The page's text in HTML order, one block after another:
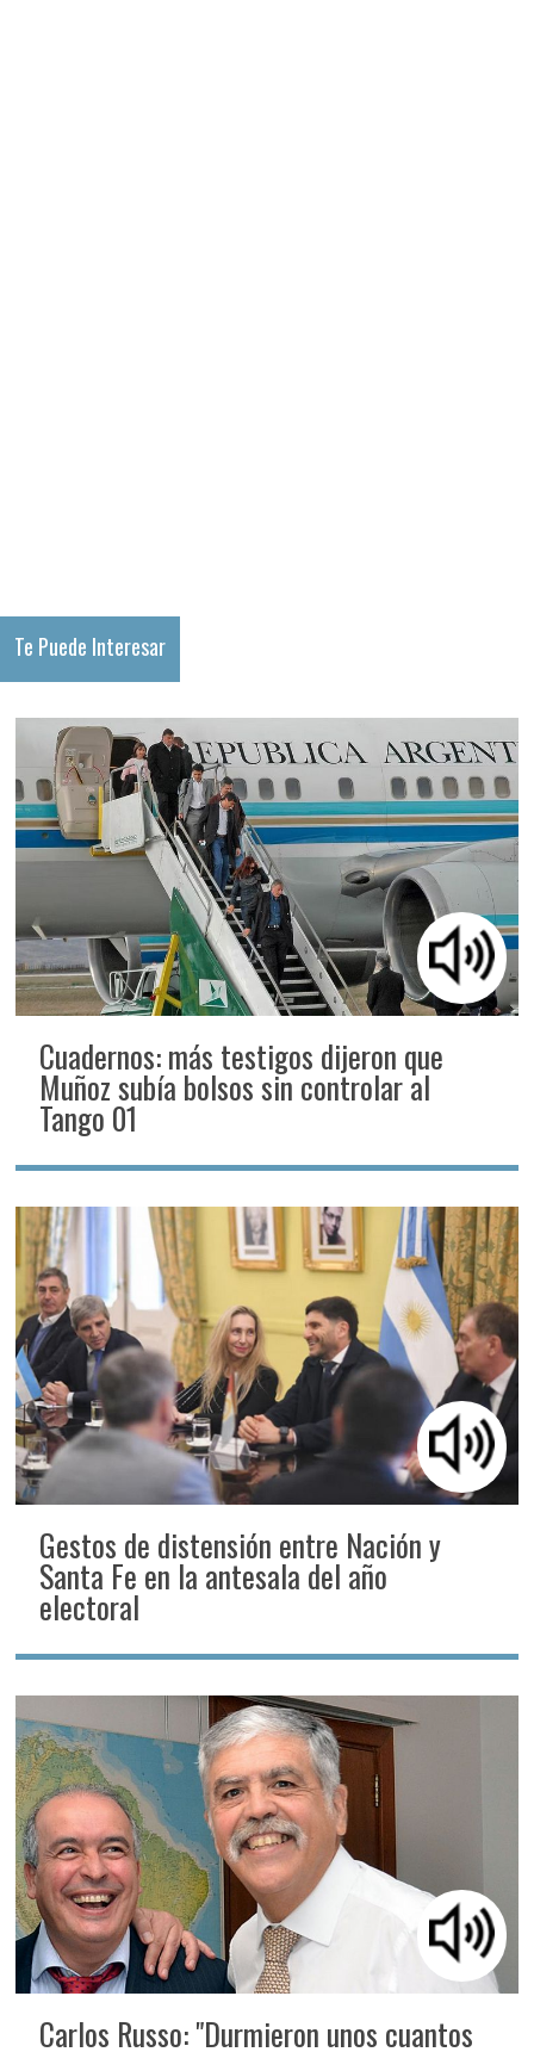
Te Puede Interesar
Cuadernos: más testigos dijeron que
Muñoz subía bolsos sin controlar al
Tango 01
Gestos de distensión entre Nación y
Santa Fe en la antesala del año
electoral
Carlos Russo: "Durmieron unos cuantos